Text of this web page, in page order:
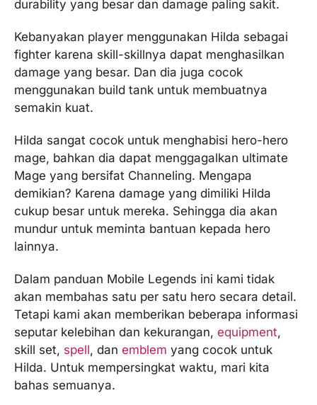
durability yang besar dan damage paling sakit.
Kebanyakan player menggunakan Hilda sebagai
fighter karena skill-skillnya dapat menghasilkan
damage yang besar. Dan dia juga cocok
menggunakan build tank untuk membuatnya
semakin kuat.
Hilda sangat cocok untuk menghabisi hero-hero
mage, bahkan dia dapat menggagalkan ultimate
Mage yang bersifat Channeling. Mengapa
demikian? Karena damage yang dimiliki Hilda
cukup besar untuk mereka. Sehingga dia akan
mundur untuk meminta bantuan kepada hero
lainnya.
Dalam panduan Mobile Legends ini kami tidak
akan membahas satu per satu hero secara detail.
Tetapi kami akan memberikan beberapa informasi
seputar kelebihan dan kekurangan, equipment,
skill set, spell, dan emblem yang cocok untuk
Hilda. Untuk mempersingkat waktu, mari kita
bahas semuanya.